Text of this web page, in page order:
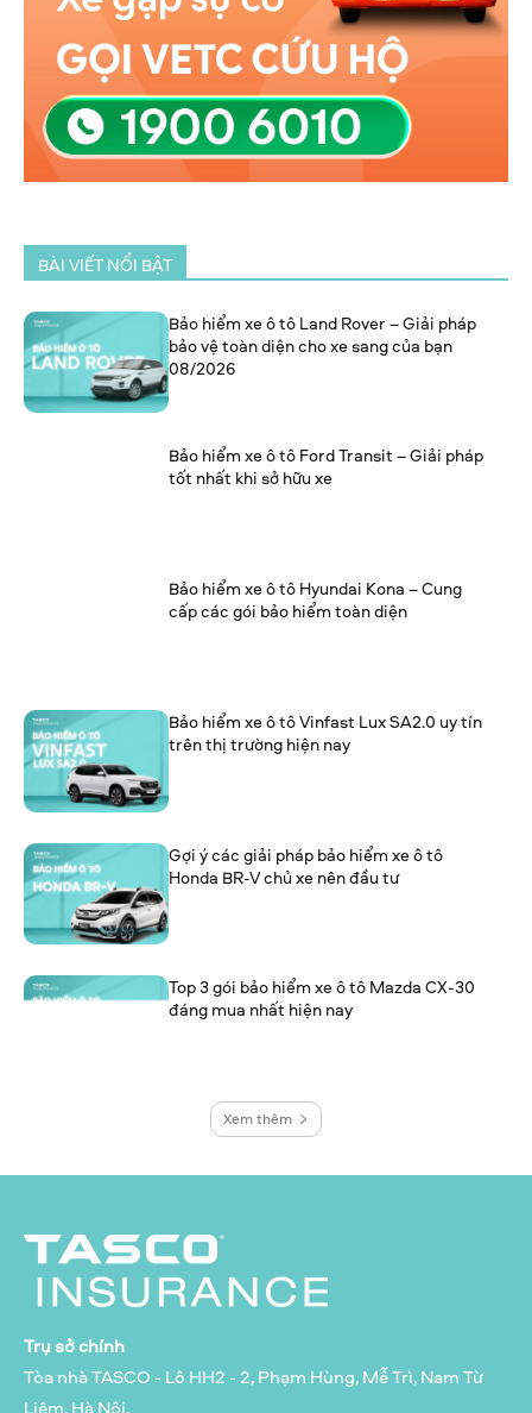
BÀI VIẾT NỔI BẬT
Bảo hiểm xe ô tô Land Rover – Giải pháp
bảo vệ toàn diện cho xe sang của bạn
08/2026
Bảo hiểm xe ô tô Ford Transit – Giải pháp
tốt nhất khi sở hữu xe
Bảo hiểm xe ô tô Hyundai Kona – Cung
cấp các gói bảo hiểm toàn diện
Bảo hiểm xe ô tô Vinfast Lux SA2.0 uy tín
trên thị trường hiện nay
Gợi ý các giải pháp bảo hiểm xe ô tô
Honda BR-V chủ xe nên đầu tư
Top 3 gói bảo hiểm xe ô tô Mazda CX-30
đáng mua nhất hiện nay
Xem thêm
Trụ sở chính
Tòa nhà TASCO - Lô HH2 - 2, Phạm Hùng, Mễ Trì, Nam Từ
Liêm, Hà Nội.